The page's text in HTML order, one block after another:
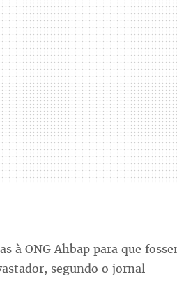
à ONG Ahbap para que
segundo o jornal